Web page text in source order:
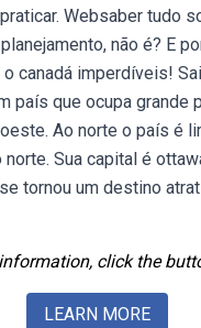
Websaber tudo
não é? E
canadá imperdíveis!
país que ocupa
Ao norte o país é
Sua capital é
tornou um destino
click the
LEARN MORE